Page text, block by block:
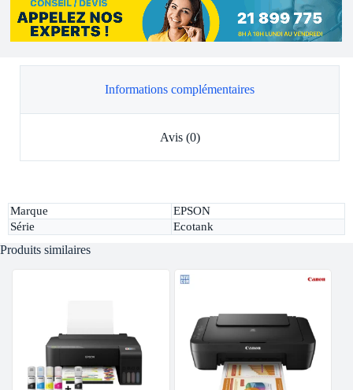
Informations complémentaires
Avis (0)
Marque
EPSON
Série
Ecotank
Produits similaires